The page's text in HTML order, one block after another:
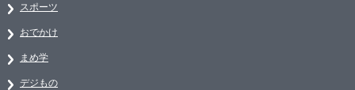
スポーツ
おでかけ
まめ学
デジもの